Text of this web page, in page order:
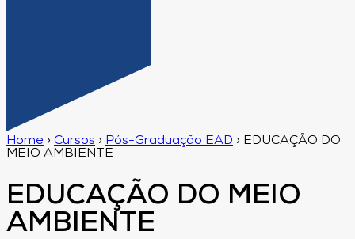
Home › Cursos › Pós-Graduação EAD › EDUCAÇÃO DO
MEIO AMBIENTE
EDUCAÇÃO DO MEIO
AMBIENTE